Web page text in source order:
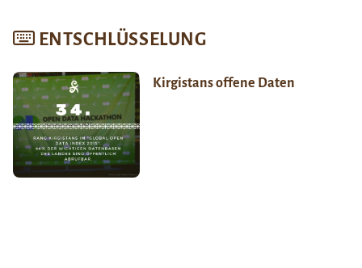
ENTSCHLÜSSELUNG
Kirgistans offene Daten